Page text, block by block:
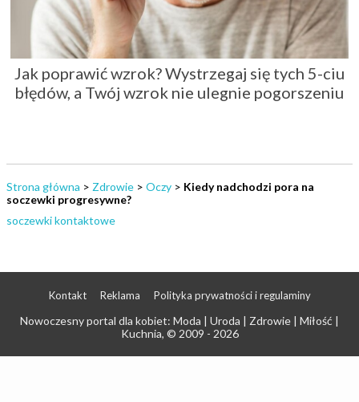
Jak poprawić wzrok? Wystrzegaj się tych 5-ciu
błędów, a Twój wzrok nie ulegnie pogorszeniu
Strona główna > Zdrowie > Oczy > Kiedy nadchodzi pora na
soczewki progresywne?
soczewki kontaktowe
Kontakt Reklama Polityka prywatności i regulaminy
Nowoczesny portal dla kobiet: Moda | Uroda | Zdrowie | Miłość |
Kuchnia, © 2009 - 2026